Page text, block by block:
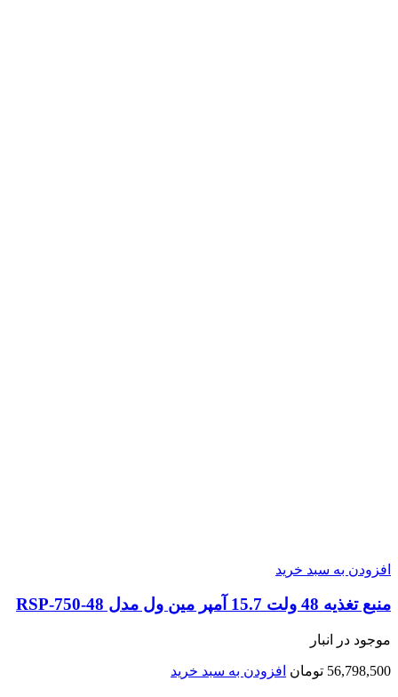
افزودن به سبد خرید
منبع تغذیه 48 ولت 15.7 آمپر مین ول مدل RSP-750-48
موجود در انبار
56,798,500 تومان افزودن به سبد خرید